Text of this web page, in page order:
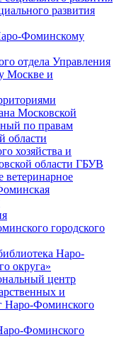
развития
Фоминскому
отдела Управления
Москве и
Московской
по правам
области
хозяйства и
области ГБУВ
городского
Наро-
округа»
центр
и
Наро-Фоминского
Фоминского